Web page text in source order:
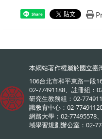
Share
本網站著作權屬於國立臺
106台北市和平東路一段
02-77491188、註冊組：
研究生教務組：02-
識教育中心：02-
網路大學：02-77495578
域學習規劃辦公室：02-